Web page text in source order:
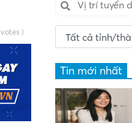
votes )
Tin mới nhất